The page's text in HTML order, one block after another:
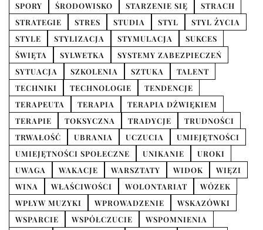
SPORY
ŚRODOWISKO STARZENIE SIĘ
STRACH
STRATEGIE
STRES STUDIA STYL
STYL ŻYCIA
STYLE
STYLIZACJA STYMULACJA
SUKCES
ŚWIĘTA
SYLWETKA
SYSTEMY ZABEZPIECZEŃ
SYTUACJA
SZKOLENIA SZTUKA
TALENT
TECHNIKI
TECHNOLOGIE
TENDENCJE
TERAPEUTA
TERAPIA
TERAPIA DŹWIĘKIEM
TERAPIE
TOKSYCZNA TRADYCJE
TRUDNOŚCI
TRWAŁOŚĆ
UBRANIA UCZUCIA
UMIEJĘTNOŚCI
UMIEJĘTNOŚCI SPOŁECZNE
UNIKANIE
UROKI
UWAGA
WAKACJE WARSZTATY WIDOK
WIĘZI
WINA
WŁAŚCIWOŚCI WOLONTARIAT
WÓZEK
WPŁYW MUZYKI
WPROWADZENIE
WSKAZÓWKI
WSPARCIE
WSPÓŁCZUCIE
WSPOMNIENIA